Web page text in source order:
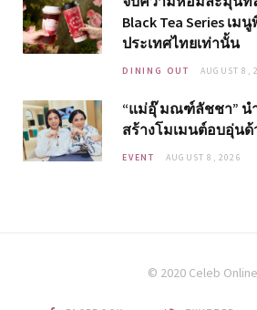
Black Tea Series เม
ประเทศไทยเท่านั้น
DINING OUT AUGUST 8,
“แม่อุ๊ มณฑ์ลัชชา” น
สร้างโมเมนต์อบอุ่นด้
EVENT AUGUST 8, 2026
© 2020 Celeb